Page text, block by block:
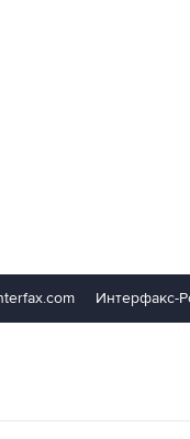
Интерфакс-